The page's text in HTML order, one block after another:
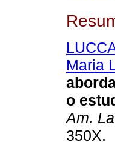
Maria
o
Am.
350X.